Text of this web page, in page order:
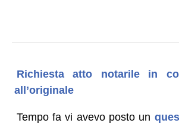
Richiesta atto notarile in
all’originale
Tempo fa vi avevo posto un